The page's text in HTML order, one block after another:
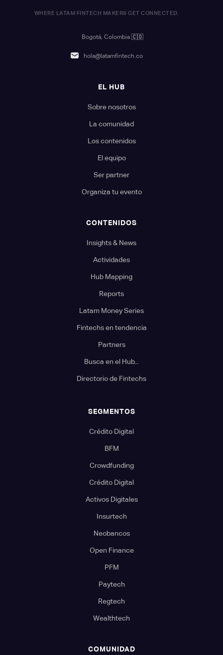
WHERE LATAM FINTECH MAKERS GET CONNECTED.
Bogotá, Colombia 🇨🇴
hola@latamfintech.co
EL HUB
Sobre nosotros
La comunidad
Los contenidos
El equipo
Ser partner
Organiza tu evento
CONTENIDOS
Insights & News
Actividades
Hub Mapping
Reports
Latam Money Series
Fintechs en tendencia
Partners
Busca en el Hub...
Directorio de Fintechs
SEGMENTOS
Crédito Digital
BFM
Crowdfunding
Crédito Digital
Activos Digitales
Insurtech
Neobancos
Open Finance
PFM
Paytech
Regtech
Wealthtech
COMUNIDAD